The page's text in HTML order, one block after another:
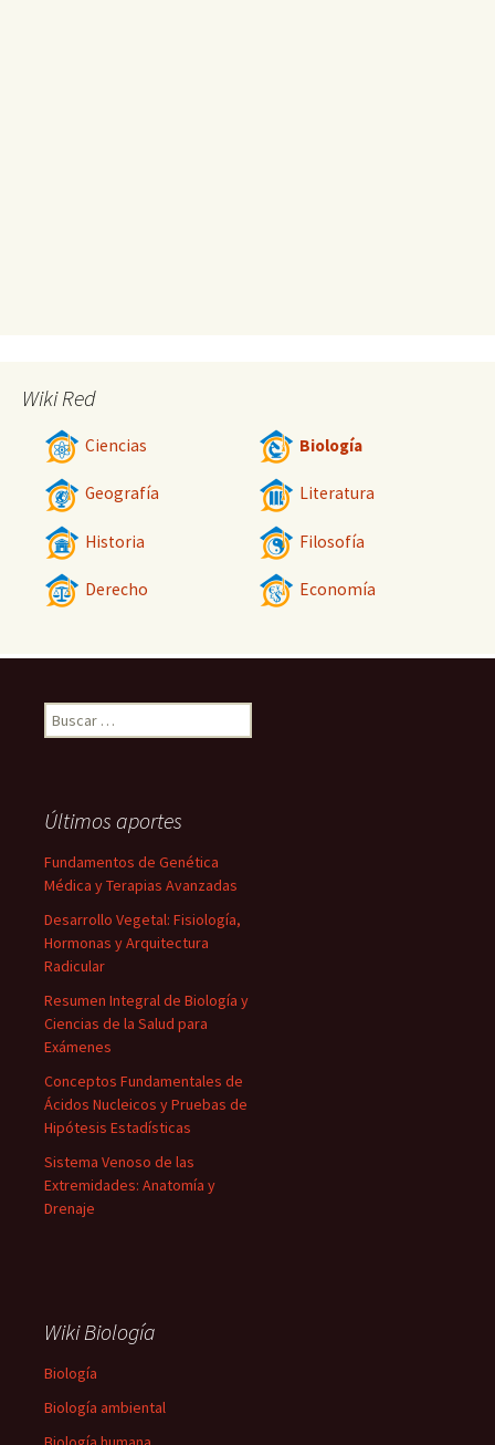
Wiki Red
Ciencias Biología
Geografía Literatura
Historia Filosofía
Derecho Economía
Buscar:
Últimos aportes
Fundamentos de Genética
Médica y Terapias Avanzadas
Desarrollo Vegetal: Fisiología,
Hormonas y Arquitectura
Radicular
Resumen Integral de Biología y
Ciencias de la Salud para
Exámenes
Conceptos Fundamentales de
Ácidos Nucleicos y Pruebas de
Hipótesis Estadísticas
Sistema Venoso de las
Extremidades: Anatomía y
Drenaje
Wiki Biología
Biología
Biología ambiental